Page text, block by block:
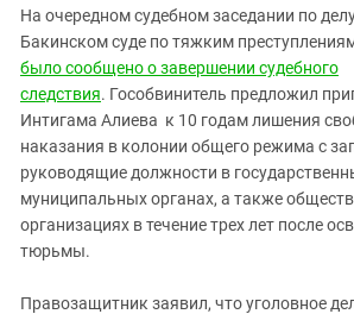
На очередном судебном заседании по
Бакинском суде по тяжким
былосообщено о завершении судебного
следствия. Гособвинитель предложил
Интигама Алиева к 10 годам лишения
наказания в колонии общего режима с
руководящие должности в
муниципальных органах, а также
организациях в течение трех лет после
тюрьмы.
Правозащитник заявил, что уголовное